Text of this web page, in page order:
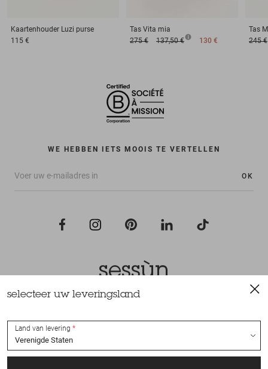
Kaartenhouder Luzi purse
115 €
Tas Vita mia
275 €
137,50 € 130 €
Tas
245 €
WE HEBBEN IETS MOOIS TE VERTELLEN
OK
Alle rechten voorbehouden Sessùn 2022
selecteer uw leveringsland
Land van levering